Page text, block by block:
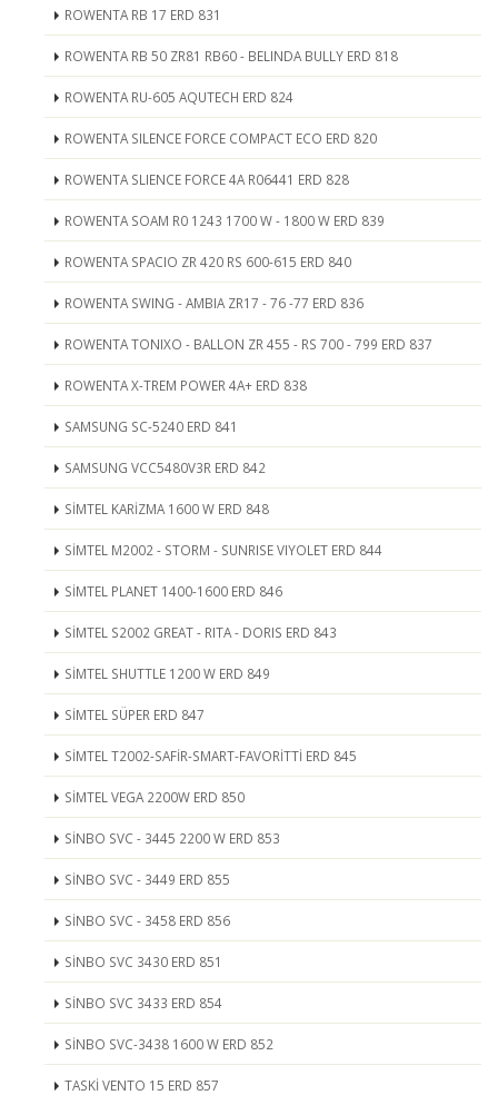
ROWENTA RB 17 ERD 831
ROWENTA RB 50 ZR81 RB60 - BELINDA BULLY ERD 818
ROWENTA RU-605 AQUTECH ERD 824
ROWENTA SILENCE FORCE COMPACT ECO ERD 820
ROWENTA SLIENCE FORCE 4A R06441 ERD 828
ROWENTA SOAM R0 1243 1700 W - 1800 W ERD 839
ROWENTA SPACIO ZR 420 RS 600-615 ERD 840
ROWENTA SWING - AMBIA ZR17 - 76 -77 ERD 836
ROWENTA TONIXO - BALLON ZR 455 - RS 700 - 799 ERD 837
ROWENTA X-TREM POWER 4A+ ERD 838
SAMSUNG SC-5240 ERD 841
SAMSUNG VCC5480V3R ERD 842
SİMTEL KARİZMA 1600 W ERD 848
SİMTEL M2002 - STORM - SUNRISE VIYOLET ERD 844
SİMTEL PLANET 1400-1600 ERD 846
SİMTEL S2002 GREAT - RITA - DORIS ERD 843
SİMTEL SHUTTLE 1200 W ERD 849
SİMTEL SÜPER ERD 847
SİMTEL T2002-SAFİR-SMART-FAVORİTTİ ERD 845
SİMTEL VEGA 2200W ERD 850
SİNBO SVC - 3445 2200 W ERD 853
SİNBO SVC - 3449 ERD 855
SİNBO SVC - 3458 ERD 856
SİNBO SVC 3430 ERD 851
SİNBO SVC 3433 ERD 854
SİNBO SVC-3438 1600 W ERD 852
TASKİ VENTO 15 ERD 857